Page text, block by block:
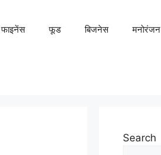
फाइनेंस फूड बिजनेस मनोरंजन
Search